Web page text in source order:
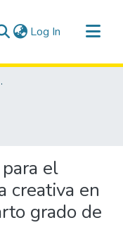
Log In (current)
Idiomas
el
creativa en
grado de